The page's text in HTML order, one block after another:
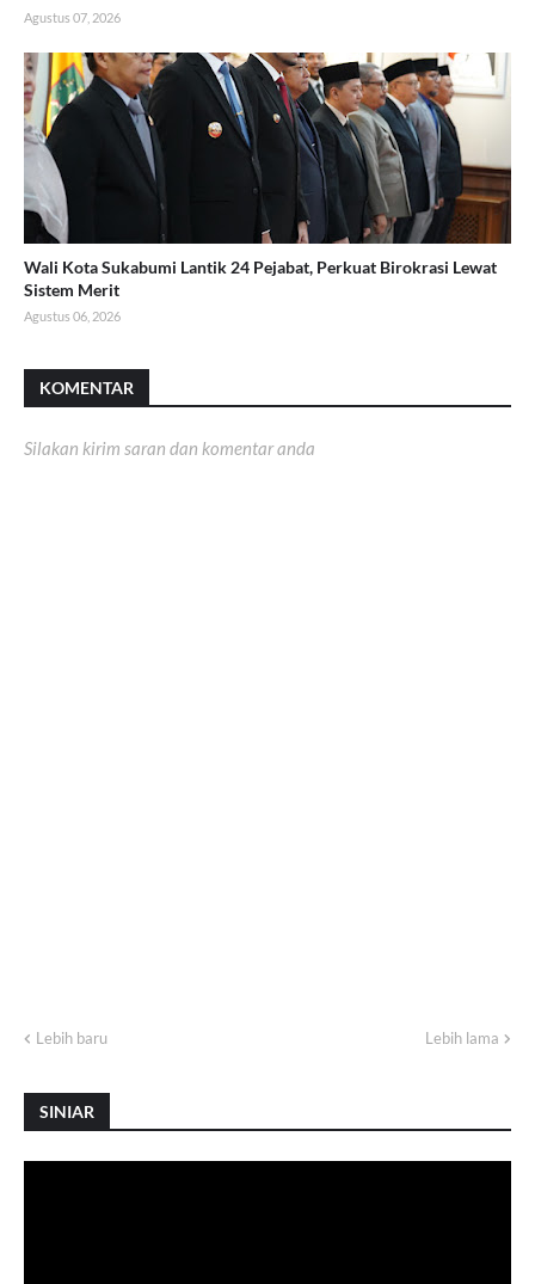
Agustus 07, 2026
Wali Kota Sukabumi Lantik 24 Pejabat, Perkuat Birokrasi Lewat
Sistem Merit
Agustus 06, 2026
KOMENTAR
Silakan kirim saran dan komentar anda
Lebih baru Lebih lama
SINIAR